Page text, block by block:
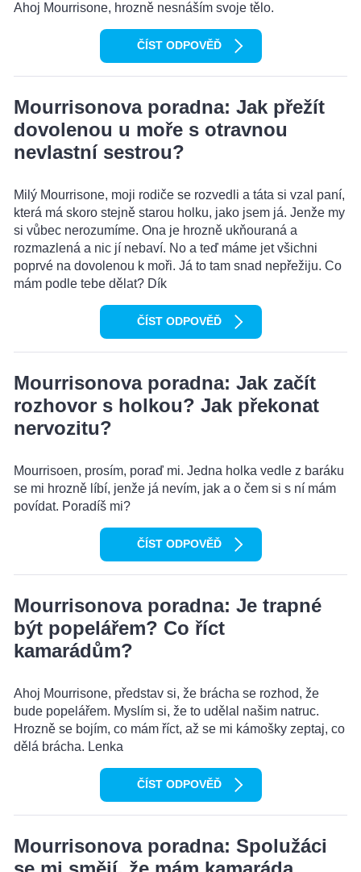
Ahoj Mourrisone, hrozně nesnáším svoje tělo.
ČÍST ODPOVĚĎ
Mourrisonova poradna: Jak přežít
dovolenou u moře s otravnou
nevlastní sestrou?
Milý Mourrisone, moji rodiče se rozvedli a táta si vzal paní,
která má skoro stejně starou holku, jako jsem já. Jenže my
si vůbec nerozumíme. Ona je hrozně ukňouraná a
rozmazlená a nic jí nebaví. No a teď máme jet všichni
poprvé na dovolenou k moři. Já to tam snad nepřežiju. Co
mám podle tebe dělat? Dík
ČÍST ODPOVĚĎ
Mourrisonova poradna: Jak začít
rozhovor s holkou? Jak překonat
nervozitu?
Mourrisoen, prosím, poraď mi. Jedna holka vedle z baráku
se mi hrozně líbí, jenže já nevím, jak a o čem si s ní mám
povídat. Poradíš mi?
ČÍST ODPOVĚĎ
Mourrisonova poradna: Je trapné
být popelářem? Co říct
kamarádům?
Ahoj Mourrisone, představ si, že brácha se rozhod, že
bude popelářem. Myslím si, že to udělal našim natruc.
Hrozně se bojím, co mám říct, až se mi kámošky zeptaj, co
dělá brácha. Lenka
ČÍST ODPOVĚĎ
Mourrisonova poradna: Spolužáci